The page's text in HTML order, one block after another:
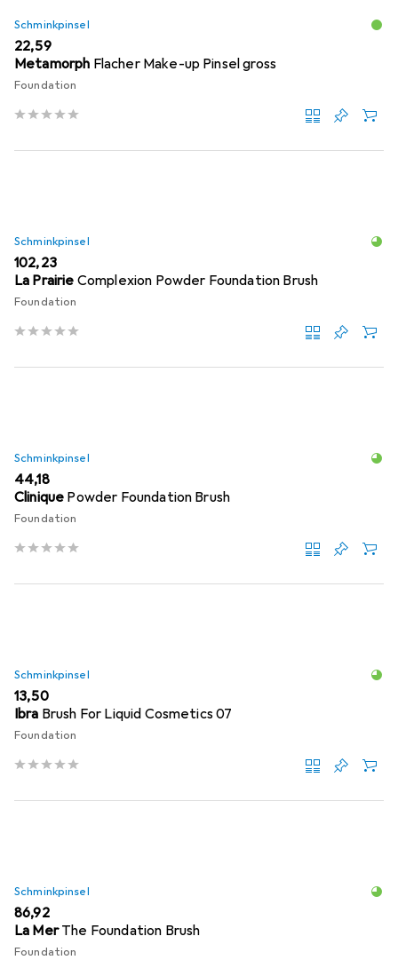
Schminkpinsel
EUR
22,59
Metamorph Flacher Make-up Pinsel gross
Foundation
Schminkpinsel
EUR
102,23
La Prairie Complexion Powder Foundation Brush
Foundation
Schminkpinsel
EUR
44,18
Clinique Powder Foundation Brush
Foundation
Schminkpinsel
EUR
13,50
Ibra Brush For Liquid Cosmetics 07
Foundation
Schminkpinsel
EUR
86,92
La Mer The Foundation Brush
Foundation